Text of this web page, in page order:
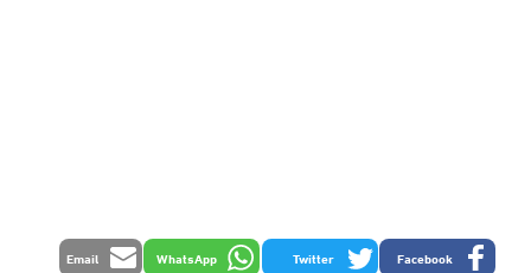
Facebook
Twitter
WhatsApp
Email